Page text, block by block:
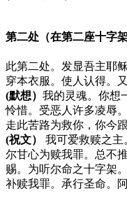
第二处（在第二座十字架
此第二处。发显吾主耶
穿本衣服。使人认得。
(默想） 我的灵魂。你想
怜惜。受恶人许多凌辱
走此苦路为救你，你今
(祝文）
我可爱救赎之主
尔甘心为赎我罪。总不
赐。为听尔命之十字架
补赎我罪。承行圣命。阿